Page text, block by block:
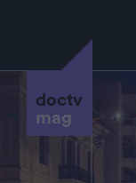
doctv
mag